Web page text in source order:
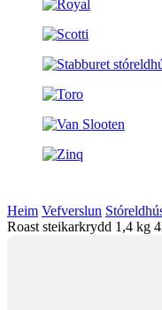
Heim Vefverslun
Roast steikarkrydd 1,4 kg